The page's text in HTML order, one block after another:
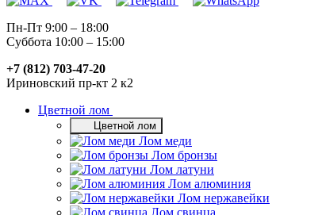
Пн-Пт 9:00 – 18:00
Суббота 10:00 – 15:00
+7 (812) 703-47-20
Ириновский пр-кт 2 к2
Цветной лом
Цветной лом
Лом меди
Лом бронзы
Лом латуни
Лом алюминия
Лом нержавейки
Лом свинца